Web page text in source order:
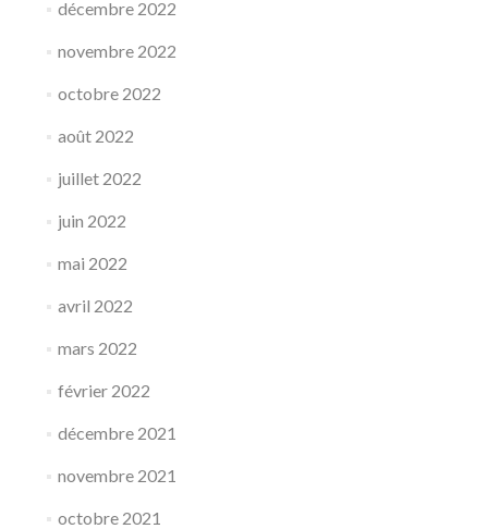
décembre 2022
novembre 2022
octobre 2022
août 2022
juillet 2022
juin 2022
mai 2022
avril 2022
mars 2022
février 2022
décembre 2021
novembre 2021
octobre 2021